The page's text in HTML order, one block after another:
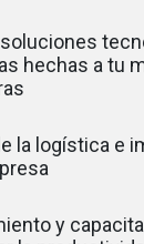
hechas a tu
la logística e
y